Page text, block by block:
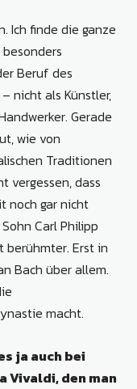
Ich finde die ganze
Beruf des
nicht als Künstler,
Gerade
wie von
Traditionen
vergessen, dass
noch gar nicht
Carl Philipp
berühmter. Erst in
Bach über allem.
macht.
ja auch bei
Vivaldi, den man